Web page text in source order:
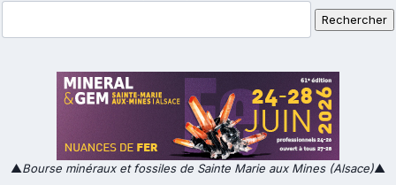
▲Bourse minéraux et fossiles de Sainte Marie aux Mines (Alsace)▲